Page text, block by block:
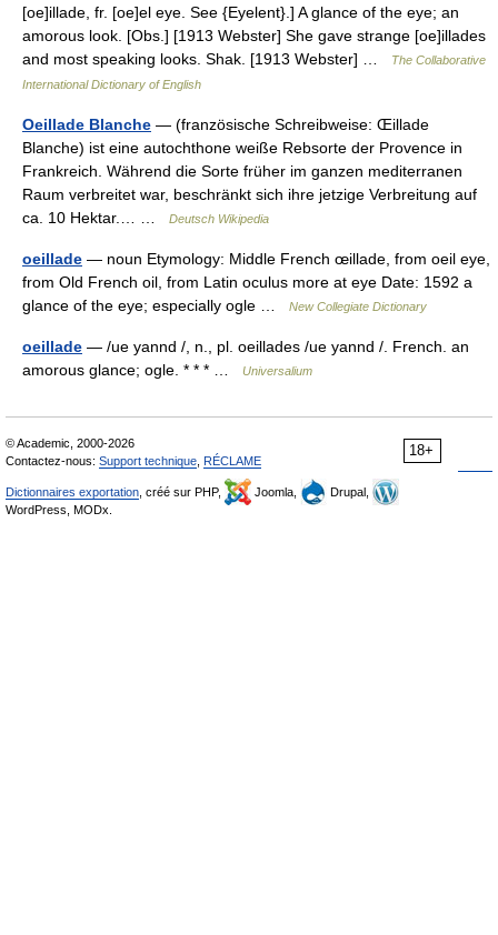
[oe]illade, fr. [oe]el eye. See {Eyelent}.] A glance of the eye; an
amorous look. [Obs.] [1913 Webster] She gave strange [oe]illades
and most speaking looks. Shak. [1913 Webster] …
The Collaborative
International Dictionary of English
Oeillade Blanche — (französische Schreibweise: Œillade
Blanche) ist eine autochthone weiße Rebsorte der Provence in
Frankreich. Während die Sorte früher im ganzen mediterranen
Raum verbreitet war, beschränkt sich ihre jetzige Verbreitung auf
ca. 10 Hektar.… …
Deutsch Wikipedia
oeillade — noun Etymology: Middle French œillade, from oeil eye,
from Old French oil, from Latin oculus more at eye Date: 1592 a
glance of the eye; especially ogle …
New Collegiate Dictionary
oeillade — /ue yannd /, n., pl. oeillades /ue yannd /. French. an
amorous glance; ogle. * * * …
Universalium
18+
© Academic, 2000-2026
Contactez-nous: Support technique RÉCLAME
Dictionnaires exportation , créé sur PHP, Joomla,
Drupal,
WordPress, MODx.